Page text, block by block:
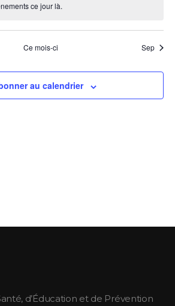
ce jour là.
Ce mois-ci Sep
au calendrier
d’Éducation et de Prévention